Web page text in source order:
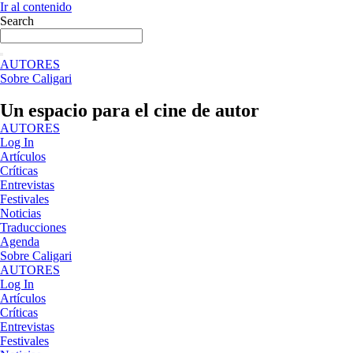
Ir al contenido
Search
AUTORES
Sobre Caligari
Un espacio para el cine de autor
AUTORES
Log In
Artículos
Críticas
Entrevistas
Festivales
Noticias
Traducciones
Agenda
Sobre Caligari
AUTORES
Log In
Artículos
Críticas
Entrevistas
Festivales